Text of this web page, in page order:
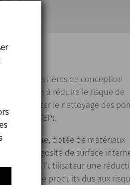
aux critères de conception
la 3-A) vise à réduire le risque de
à faciliter le nettoyage des
(NEP/SEP).
hygiénique, dotée de matériaux
d’une rugosité de surface
pour le l’utilisateur une
de lots de produits dus aux